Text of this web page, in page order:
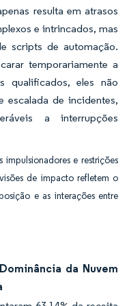
resulta em atrasos
e intrincados, mas
scripts de automação.
temporariamente a
qualificados, eles não
escalada de incidentes,
a interrupções
impulsionadores e restrições
de impacto refletem o
e as interações entre
da Nuvem